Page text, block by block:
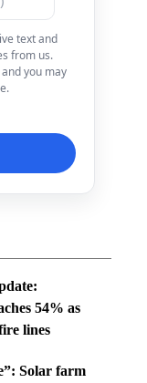
text and
from us.
you may
54% as
lines
Solar farm